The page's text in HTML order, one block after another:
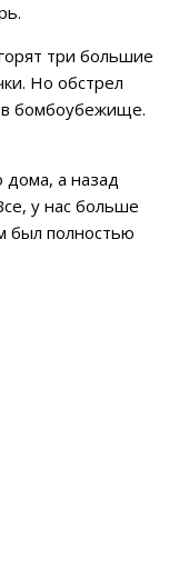
три большие
Но обстрел
бомбоубежище.
а назад
у нас больше
был полностью